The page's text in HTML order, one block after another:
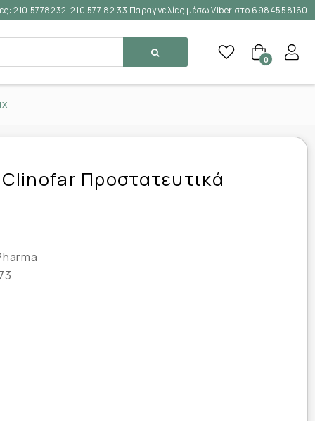
210 5778232-210 577 82 33 Παραγγελίες μέσω Viber στο 6984558160
0
Προστατευτικά